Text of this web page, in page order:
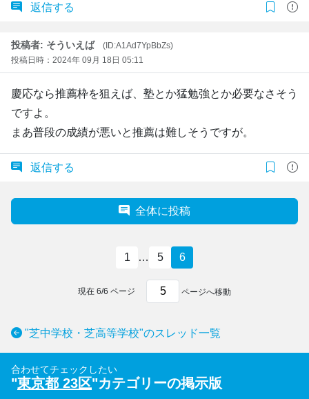
返信する
投稿者: そういえば
(ID:A1Ad7YpBbZs)
投稿日時：2024年 09月 18日 05:11
慶応なら推薦枠を狙えば、塾とか猛勉強とか必要なさそう
ですよ。
まあ普段の成績が悪いと推薦は難しそうですが。
返信する
全体に投稿
1 … 5 6
現在 6/6 ページ ページへ移動
"芝中学校・芝高等学校"のスレッド一覧
合わせてチェックしたい
"東京都 23区"カテゴリーの掲示版